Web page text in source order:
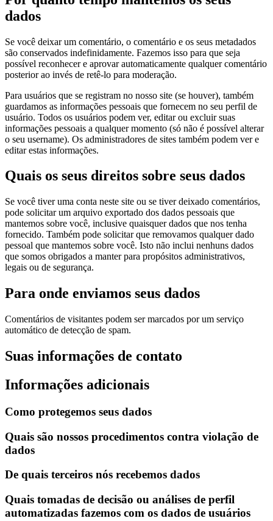
dados
Se você deixar um comentário, o comentário e os seus metadados
são conservados indefinidamente. Fazemos isso para que seja
possível reconhecer e aprovar automaticamente qualquer comentário
posterior ao invés de retê-lo para moderação.
Para usuários que se registram no nosso site (se houver), também
guardamos as informações pessoais que fornecem no seu perfil de
usuário. Todos os usuários podem ver, editar ou excluir suas
informações pessoais a qualquer momento (só não é possível alterar
o seu username). Os administradores de sites também podem ver e
editar estas informações.
Quais os seus direitos sobre seus dados
Se você tiver uma conta neste site ou se tiver deixado comentários,
pode solicitar um arquivo exportado dos dados pessoais que
mantemos sobre você, inclusive quaisquer dados que nos tenha
fornecido. Também pode solicitar que removamos qualquer dado
pessoal que mantemos sobre você. Isto não inclui nenhuns dados
que somos obrigados a manter para propósitos administrativos,
legais ou de segurança.
Para onde enviamos seus dados
Comentários de visitantes podem ser marcados por um serviço
automático de detecção de spam.
Suas informações de contato
Informações adicionais
Como protegemos seus dados
Quais são nossos procedimentos contra violação de
dados
De quais terceiros nós recebemos dados
Quais tomadas de decisão ou análises de perfil
automatizadas fazemos com os dados de usuários